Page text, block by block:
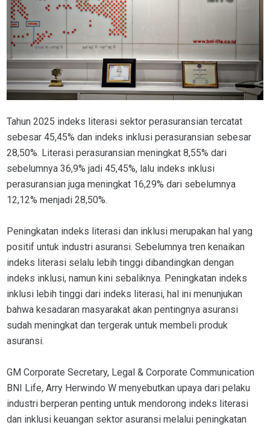
Tahun 2025 indeks literasi sektor perasuransian tercatat
sebesar 45,45% dan indeks inklusi perasuransian sebesar
28,50%. Literasi perasuransian meningkat 8,55% dari
sebelumnya 36,9% jadi 45,45%, lalu indeks inklusi
perasuransian juga meningkat 16,29% dari sebelumnya
12,12% menjadi 28,50%.
Peningkatan indeks literasi dan inklusi merupakan hal yang
positif untuk industri asuransi. Sebelumnya tren kenaikan
indeks literasi selalu lebih tinggi dibandingkan dengan
indeks inklusi, namun kini sebaliknya. Peningkatan indeks
inklusi lebih tinggi dari indeks literasi, hal ini menunjukan
bahwa kesadaran masyarakat akan pentingnya asuransi
sudah meningkat dan tergerak untuk membeli produk
asuransi.
GM Corporate Secretary, Legal & Corporate Communication
BNI Life, Arry Herwindo W menyebutkan upaya dari pelaku
industri berperan penting untuk mendorong indeks literasi
dan inklusi keuangan sektor asuransi melalui peningkatan